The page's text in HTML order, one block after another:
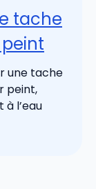
tache
une tache
peint,
l’eau